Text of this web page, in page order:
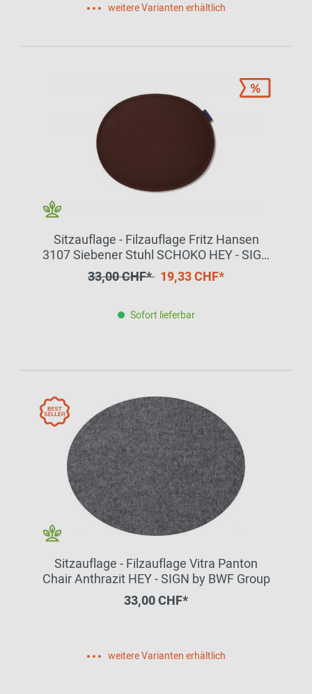
weitere Varianten erhältlich
Sitzauflage - Filzauflage Fritz Hansen
3107 Siebener Stuhl SCHOKO HEY - SIGN
by BWF Group EINZELSTÜCK
33,00 CHF* 19,33 CHF*
Sofort lieferbar
Sitzauflage - Filzauflage Vitra Panton
Chair Anthrazit HEY - SIGN by BWF Group
33,00 CHF*
weitere Varianten erhältlich